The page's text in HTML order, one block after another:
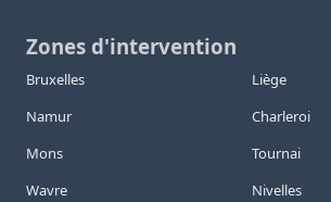
Zones d'intervention
Bruxelles
Liège
Namur
Charleroi
Mons
Tournai
Wavre
Nivelles